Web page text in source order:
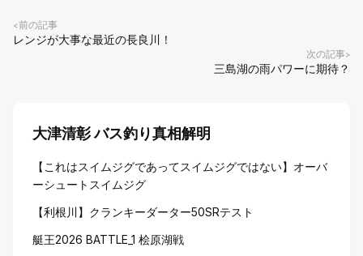
<前の記事
レンジが大事な最近の長良川！
次の記事>
三島湖の雨パワーに期待？
大津清彰 バス釣り真相解明
【これはスイムジグであってスイムジグではない】オーバ
ーシュートスイムジグ
【利根川】クランキーダーター50SRテスト
艇王2026 BATTLE_1 桧原湖戦